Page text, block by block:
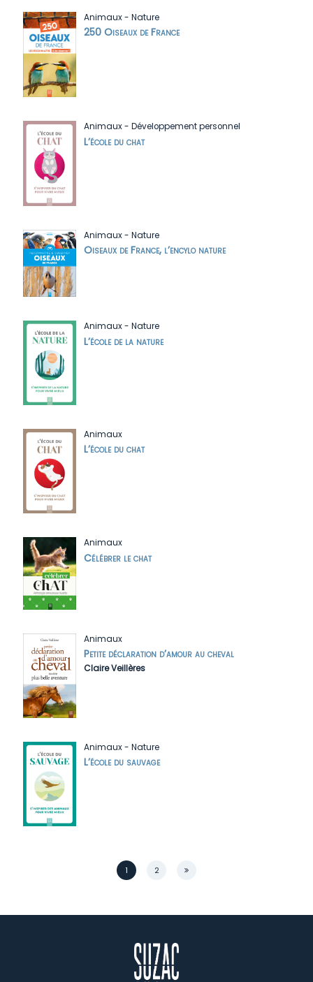
Animaux- Nature
250 Oiseaux de France
Animaux- Développement personnel
L’école du chat
Animaux- Nature
Oiseaux de France, l’encylo nature
Animaux- Nature
L’école de la nature
Animaux
L’école du chat
Animaux
Célébrer le chat
Animaux
Petite déclaration d’amour au cheval
Claire Veillères
Animaux- Nature
L’école du sauvage
1 2